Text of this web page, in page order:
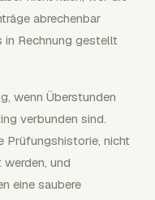
abrechenbar
in Rechnung gestellt
wenn Überstunden
verbunden sind.
Prüfungshistorie, nicht
und
eine saubere